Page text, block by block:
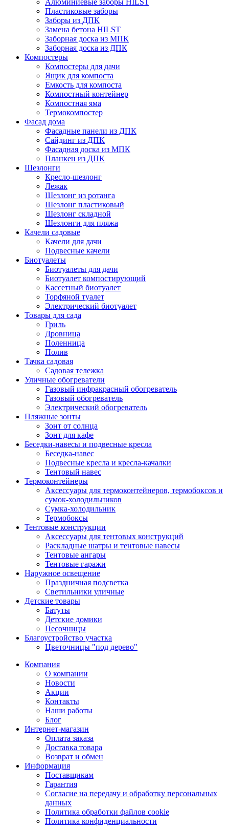
Алюминиевые заборы HILST
Пластиковые заборы
Заборы из ДПК
Замена бетона HILST
Заборная доска из МПК
Заборная доска из ДПК
Компостеры
Компостеры для дачи
Ящик для компоста
Емкость для компоста
Компостный контейнер
Компостная яма
Термокомпостер
Фасад дома
Фасадные панели из ДПК
Сайдинг из ДПК
Фасадная доска из МПК
Планкен из ДПК
Шезлонги
Кресло-шезлонг
Лежак
Шезлонг из ротанга
Шезлонг пластиковый
Шезлонг складной
Шезлонги для пляжа
Качели садовые
Качели для дачи
Подвесные качели
Биотуалеты
Биотуалеты для дачи
Биотуалет компостирующий
Кассетный биотуалет
Торфяной туалет
Электрический биотуалет
Товары для сада
Гриль
Дровница
Поленница
Полив
Тачка садовая
Садовая тележка
Уличные обогреватели
Газовый инфракрасный обогреватель
Газовый обогреватель
Электрический обогреватель
Пляжные зонты
Зонт от солнца
Зонт для кафе
Беседки-навесы и подвесные кресла
Беседка-навес
Подвесные кресла и кресла-качалки
Тентовый навес
Термоконтейнеры
Аксессуары для термоконтейнеров, термобоксов и
сумок-холодильников
Сумка-холодильник
Термобоксы
Тентовые конструкции
Аксессуары для тентовых конструкций
Раскладные шатры и тентовые навесы
Тентовые ангары
Тентовые гаражи
Наружное освещение
Праздничная подсветка
Светильники уличные
Детские товары
Батуты
Детские домики
Песочницы
Благоустройство участка
Цветочницы "под дерево"
Компания
О компании
Новости
Акции
Контакты
Наши работы
Блог
Интернет-магазин
Оплата заказа
Доставка товара
Возврат и обмен
Информация
Поставщикам
Гарантия
Согласие на передачу и обработку персональных
данных
Политика обработки файлов cookie
Политика конфиденциальности